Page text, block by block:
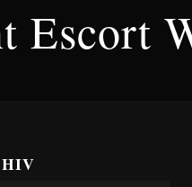
Escort